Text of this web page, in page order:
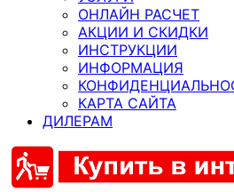
ОНЛАЙН РАСЧЕТ
АКЦИИ И СКИДКИ
ИНСТРУКЦИИ
ИНФОРМАЦИЯ
КАРТА САЙТА
ДИЛЕРАМ